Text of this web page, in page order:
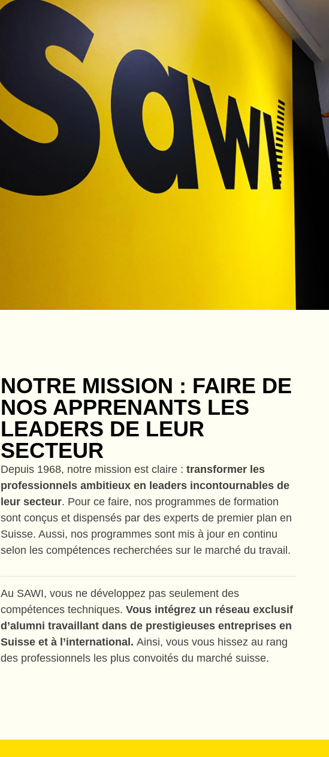
NOTRE MISSION : FAIRE DE
NOS APPRENANTS LES
LEADERS DE LEUR
SECTEUR
Depuis 1968, notre mission est claire : transformer les
professionnels ambitieux en leaders incontournables de
leur secteur. Pour ce faire, nos programmes de formation
sont conçus et dispensés par des experts de premier plan en
Suisse. Aussi, nos programmes sont mis à jour en continu
selon les compétences recherchées sur le marché du travail.
Au SAWI, vous ne développez pas seulement des
compétences techniques. Vous intégrez un réseau exclusif
d’alumni travaillant dans de prestigieuses entreprises en
Suisse et à l’international. Ainsi, vous vous hissez au rang
des professionnels les plus convoités du marché suisse.